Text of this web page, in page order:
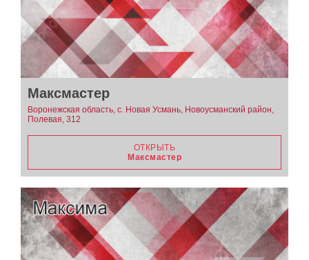
Максмастер
Воронежская область, с. Новая Усмань, Новоусманский район,
Полевая, 312
ОТКРЫТЬ
Максмастер